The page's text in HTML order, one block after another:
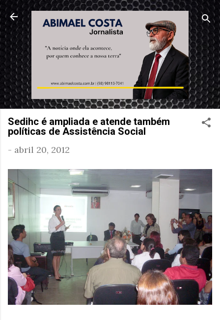
Pular para o conteúdo principal
Sedihc é ampliada e atende também
políticas de Assistência Social
- abril 20, 2012